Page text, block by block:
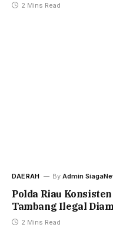
2 Mins Read
DAERAH By Admin
Polda Riau
Tambang Ilegal
2 Mins Read